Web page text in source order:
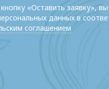
«Оставить заявку»,
данных в
соглашением